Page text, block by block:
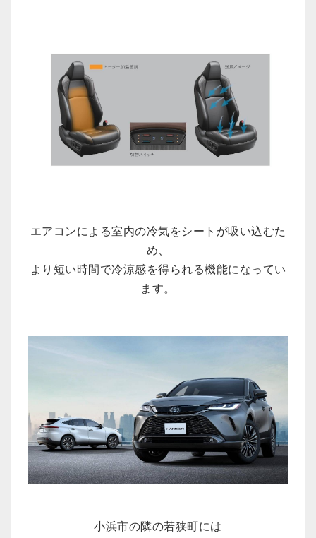
エアコンによる室内の冷気をシートが吸い込むた
め、
より短い時間で冷涼感を得られる機能になってい
ます。
小浜市の隣の若狭町には